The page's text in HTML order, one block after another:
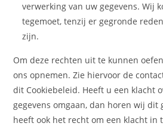
verwerking van uw gegevens. Wij
tegemoet, tenzij er gegronde
zijn.
Om deze rechten uit te kunnen
ons opnemen. Zie hiervoor de
dit Cookiebeleid. Heeft u een klacht
gegevens omgaan, dan horen wij dit
heeft ook het recht om een klacht in